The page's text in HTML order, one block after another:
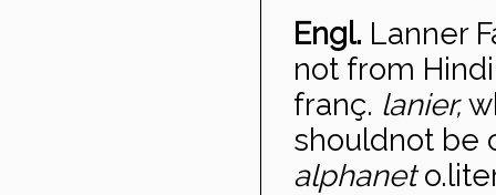
Engl. Lanner
not from
franç. lanier,
shouldnot be
alphanet